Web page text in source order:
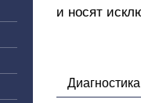
и носят
Диагностика